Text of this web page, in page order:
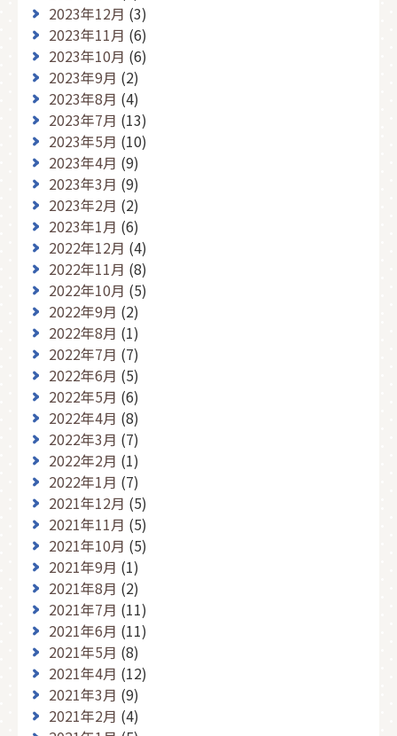
2023年12月 (3)
2023年11月 (6)
2023年10月 (6)
2023年9月 (2)
2023年8月 (4)
2023年7月 (13)
2023年5月 (10)
2023年4月 (9)
2023年3月 (9)
2023年2月 (2)
2023年1月 (6)
2022年12月 (4)
2022年11月 (8)
2022年10月 (5)
2022年9月 (2)
2022年8月 (1)
2022年7月 (7)
2022年6月 (5)
2022年5月 (6)
2022年4月 (8)
2022年3月 (7)
2022年2月 (1)
2022年1月 (7)
2021年12月 (5)
2021年11月 (5)
2021年10月 (5)
2021年9月 (1)
2021年8月 (2)
2021年7月 (11)
2021年6月 (11)
2021年5月 (8)
2021年4月 (12)
2021年3月 (9)
2021年2月 (4)